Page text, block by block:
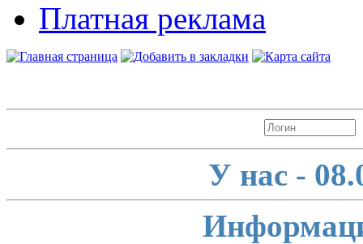
Платная реклама
У нас -